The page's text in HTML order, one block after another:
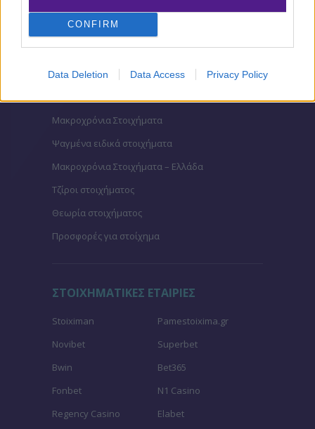
CONFIRM
Data Deletion Data Access Privacy Policy
Κουπόνι στοιχήματος ΟΠΑΠ
To bet builder της ημέρας
Αναλύσεις αγώνων
Μακροχρόνια Στοιχήματα
Ψαγμένα ειδικά στοιχήματα
Μακροχρόνια Στοιχήματα – Ελλάδα
Τζίροι στοιχήματος
Θεωρία στοιχήματος
Προσφορές για στοίχημα
ΣΤΟΙΧΗΜΑΤΙΚΕΣ ΕΤΑΙΡΙΕΣ
Stoiximan
Pamestoixima.gr
Novibet
Superbet
Bwin
Bet365
Fonbet
N1 Casino
Regency Casino
Elabet